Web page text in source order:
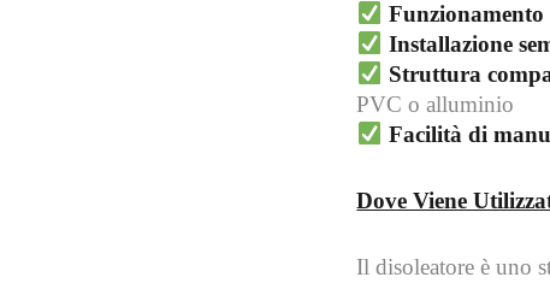
Installazione
Struttura
PVC o alluminio
Facilità di
Dove Viene
Il disoleatore è uno